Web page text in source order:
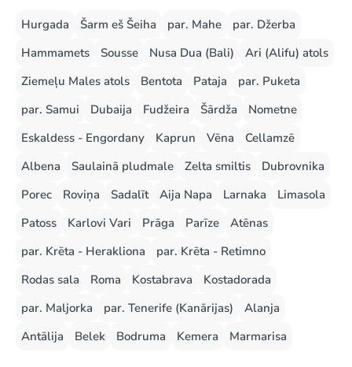
Hurgada Šarm eš Šeiha par. Mahe
par. Džerba
Hammamets
Sousse Nusa Dua (Bali)
Ari (Alifu) atols
Ziemeļu Males atols
Bentota Pataja
par. Puketa
par. Samui
Dubaija Fudžeira Šārdža
Nometne
Eskaldess - Engordany
Kaprun Vēna
Cellamzē
Albena
Saulainā pludmale Zelta smiltis
Dubrovnika
Porec
Roviņa Sadalīt Aija Napa Larnaka
Limasola
Patoss
Karlovi Vari Prāga Parīze
Atēnas
par. Krēta - Herakliona
par. Krēta - Retimno
Rodas sala
Roma Kostabrava
Kostadorada
par. Maljorka
par. Tenerife (Kanārijas)
Alanja
Antālija
Belek Bodruma Kemera Marmarisa